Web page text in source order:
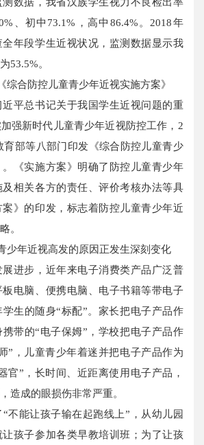
、初中73.1%，高中86.4%。2018年
年段学生近视状况，监测数据显示我
53.5%。
合防控儿童青少年近视实施方案》
总书记关于我国学生近视问题的重
强新时代儿童青少年近视防控工作，2
育部等八部门印发《综合防控儿童青少
《实施方案》明确了防控儿童青少年
相关各方的责任、评价考核办法等具
》的印发，标志着防控儿童青少年近
。
年近视高发的原因正发生深刻变化
步，近年来电子消费类产品广泛普
电脑、便携电脑、电子书籍等带电子
生的随身“标配”。家长把电子产品作
带的“电子保姆”，学校把电子产品作
”，儿童青少年着迷并把电子产品作为
官”，长时间、近距离使用电子产品，
造成的眼损伤非常严重。
能让孩子输在起跑线上”，从幼儿园
孩子参加各类早教培训班；为了让孩